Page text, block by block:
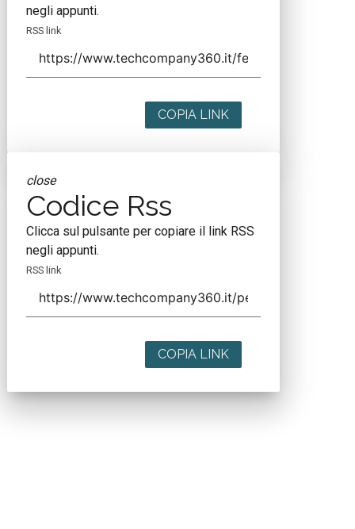
negli appunti.
RSS link
COPIA LINK
close
Codice Rss
Clicca sul pulsante per copiare il link RSS
negli appunti.
RSS link
COPIA LINK